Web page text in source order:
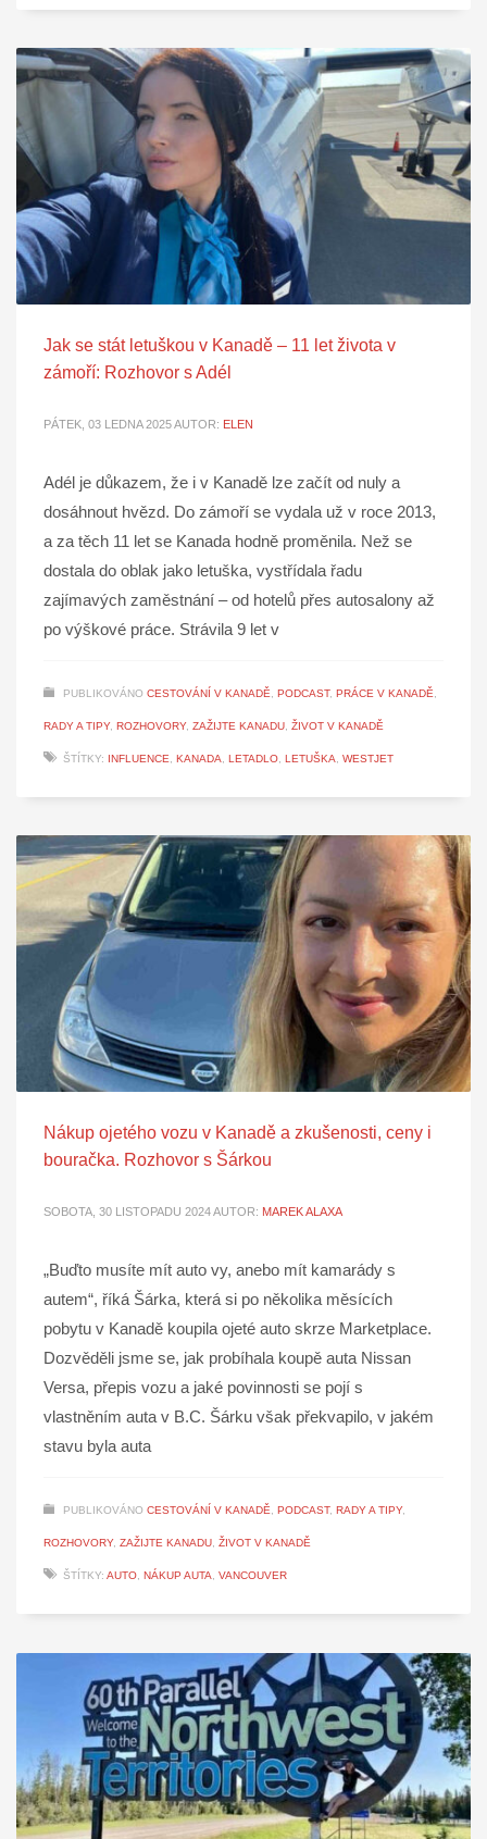
Jak se stát letuškou v Kanadě – 11 let života v
zámoří: Rozhovor s Adél
PÁTEK, 03 LEDNA 2025AUTOR: ELEN
Adél je důkazem, že i v Kanadě lze začít od nuly a
dosáhnout hvězd. Do zámoří se vydala už v roce 2013,
a za těch 11 let se Kanada hodně proměnila. Než se
dostala do oblak jako letuška, vystřídala řadu
zajímavých zaměstnání – od hotelů přes autosalony až
po výškové práce. Strávila 9 let v
PUBLIKOVÁNO CESTOVÁNÍ V KANADĚ, PODCAST, PRÁCE V KANADĚ,
RADY A TIPY, ROZHOVORY, ZAŽIJTE KANADU, ŽIVOT V KANADĚ
ŠTÍTKY: INFLUENCE, KANADA, LETADLO, LETUŠKA, WESTJET
Nákup ojetého vozu v Kanadě a zkušenosti, ceny i
bouračka. Rozhovor s Šárkou
SOBOTA, 30 LISTOPADU 2024AUTOR: MAREK ALAXA
„Buďto musíte mít auto vy, anebo mít kamarády s
autem“, říká Šárka, která si po několika měsících
pobytu v Kanadě koupila ojeté auto skrze Marketplace.
Dozvěděli jsme se, jak probíhala koupě auta Nissan
Versa, přepis vozu a jaké povinnosti se pojí s
vlastněním auta v B.C. Šárku však překvapilo, v jakém
stavu byla auta
PUBLIKOVÁNO CESTOVÁNÍ V KANADĚ, PODCAST, RADY A TIPY,
ROZHOVORY, ZAŽIJTE KANADU, ŽIVOT V KANADĚ
ŠTÍTKY: AUTO, NÁKUP AUTA, VANCOUVER